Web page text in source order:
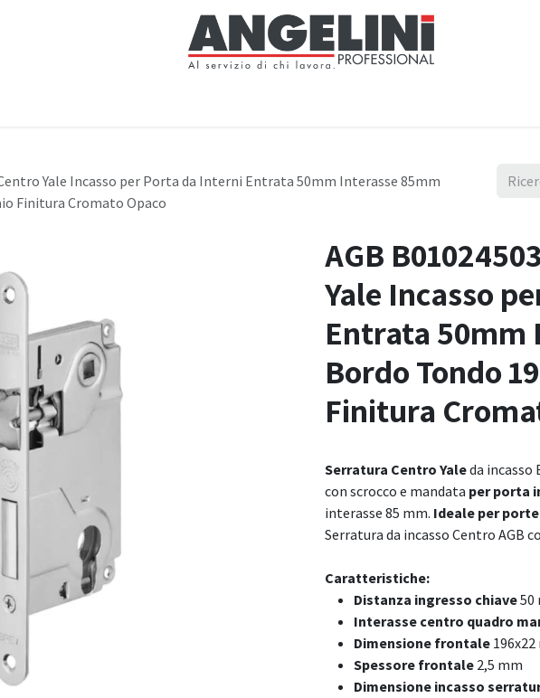
Yale Incasso per Porta da Interni Entrata 50mm Interasse 85mm
Finitura Cromato Opaco
AGB
Yale Incasso
Entrata 50mm
Bordo Tondo
Finitura
Serratura Centro Yaleda incasso
con scrocco e mandata per porta
interasse 85 mm. Ideale per
Serratura da incasso Centro AGB
Caratteristiche:
Distanza ingresso chiave50
Interasse centro quadro
Dimensione frontale
Spessore frontale 2,5 mm
Dimensione incasso